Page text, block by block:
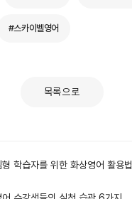
#스카이벨영어
목록으로
학습자를 위한 화상영어 활용법